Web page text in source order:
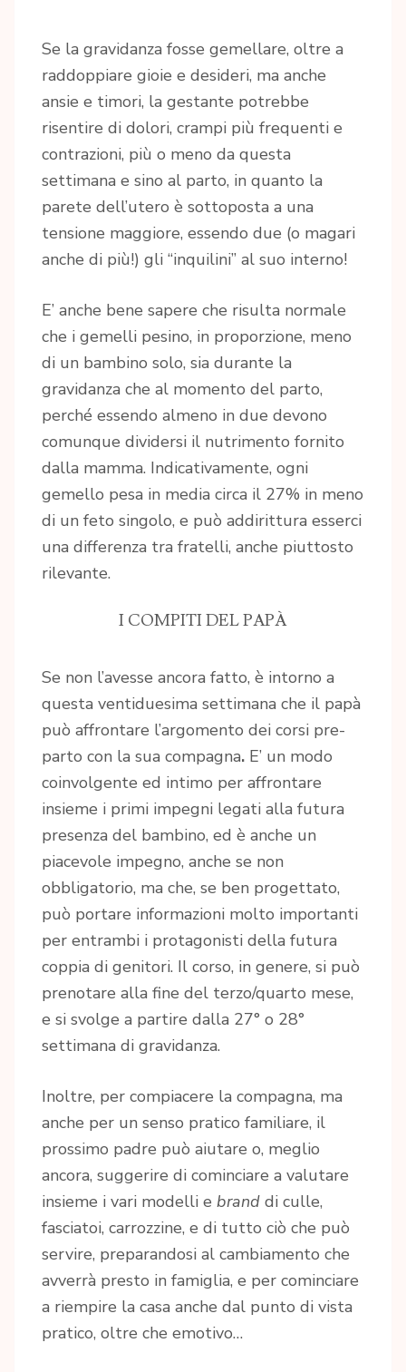
Se la gravidanza fosse gemellare, oltre a
raddoppiare gioie e desideri, ma anche
ansie e timori, la gestante potrebbe
risentire di dolori, crampi più frequenti e
contrazioni, più o meno da questa
settimana e sino al parto, in quanto la
parete dell’utero è sottoposta a una
tensione maggiore, essendo due (o magari
anche di più!) gli “inquilini” al suo interno!
E’ anche bene sapere che risulta normale
che i gemelli pesino, in proporzione, meno
di un bambino solo, sia durante la
gravidanza che al momento del parto,
perché essendo almeno in due devono
comunque dividersi il nutrimento fornito
dalla mamma. Indicativamente, ogni
gemello pesa in media circa il 27% in meno
di un feto singolo, e può addirittura esserci
una differenza tra fratelli, anche piuttosto
rilevante.
I COMPITI DEL PAPÀ
Se non l’avesse ancora fatto, è intorno a
questa ventiduesima settimana che il papà
può affrontare l’argomento dei corsi pre-
parto con la sua compagna. E’ un modo
coinvolgente ed intimo per affrontare
insieme i primi impegni legati alla futura
presenza del bambino, ed è anche un
piacevole impegno, anche se non
obbligatorio, ma che, se ben progettato,
può portare informazioni molto importanti
per entrambi i protagonisti della futura
coppia di genitori. Il corso, in genere, si può
prenotare alla fine del terzo/quarto mese,
e si svolge a partire dalla 27° o 28°
settimana di gravidanza.
Inoltre, per compiacere la compagna, ma
anche per un senso pratico familiare, il
prossimo padre può aiutare o, meglio
ancora, suggerire di cominciare a valutare
insieme i vari modelli e brand di culle,
fasciatoi, carrozzine, e di tutto ciò che può
servire, preparandosi al cambiamento che
avverrà presto in famiglia, e per cominciare
a riempire la casa anche dal punto di vista
pratico, oltre che emotivo…